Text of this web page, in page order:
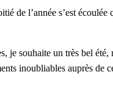
de l’année s’est écoulée
je souhaite un très bel été,
inoubliables auprès de